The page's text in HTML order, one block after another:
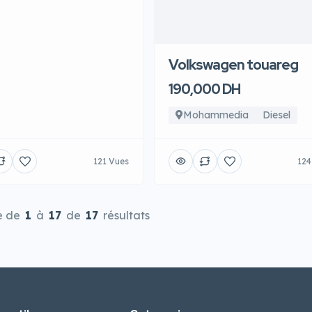
121 Vues
Volkswagen touareg
190,000 DH
Mohammedia Diesel
de 1 à 17 de 17 résultats